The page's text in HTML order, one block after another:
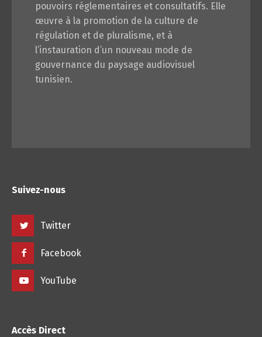
pouvoirs réglementaires et consultatifs. Elle
œuvre à la promotion de la culture de
régulation et de pluralisme, et à
l’instauration d’un nouveau mode de
gouvernance du paysage audiovisuel
tunisien.
Suivez-nous
Twitter
Facebook
YouTube
Accès Direct